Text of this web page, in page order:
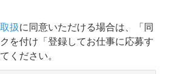
扱に同意いただける場合は、「同
を付け「登録してお仕事に応募す
ください。